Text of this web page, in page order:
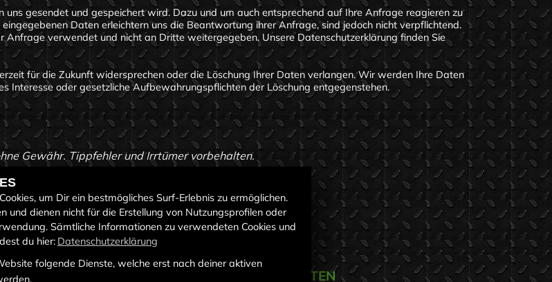
gesendet und gespeichert wird. Dazu und um auch entsprechend auf Ihre Anfrage reagieren zu
Daten erleichtern uns die Beantwortung ihrer Anfrage, sind jedoch nicht verpflichtend.
verwendet und nicht an Dritte weitergegeben. Unsere Datenschutzerklärung finden Sie
für die Zukunft widersprechen oder die Löschung Ihrer Daten verlangen. Wir werden Ihre Daten
Interesse oder gesetzliche Aufbewahrungspflichten der Löschung entgegenstehen.
Gewähr. Tippfehler und Irrtümer vorbehalten.
ÖFFNUNGSZEITEN
um Dir ein bestmögliches Surf-Erlebnis zu ermöglichen.
und dienen nicht für die Erstellung von Nutzungsprofilen oder
Sämtliche Informationen zu verwendeten Cookies und
du hier: Datenschutzerklärung
folgende Dienste, welche erst nach deiner aktiven